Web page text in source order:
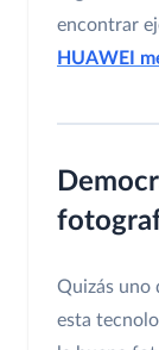
encontrar
HUAWEI
Quizás uno
esta